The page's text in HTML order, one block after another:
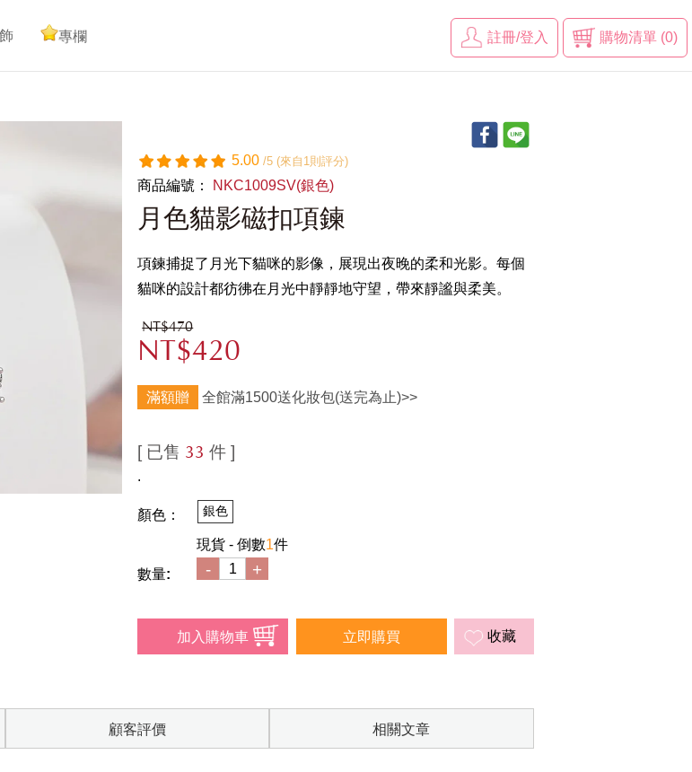
專欄 購物清單 (0)
註冊/登入
5.00/5 (來自1則評分)
商品編號： NKC1009SV(銀色)
月色貓影磁扣項鍊
項鍊捕捉了月光下貓咪的影像，展現出夜晚的柔和光影。每個
貓咪的設計都彷彿在月光中靜靜地守望，帶來靜謐與柔美。
NT$470
NT$420
滿額贈 全館滿1500送化妝包(送完為止)>>
[ 已售 33 件 ]
.
顏色： 銀色
現貨 - 倒數1件
數量:
- +
收藏
顧客評價 相關文章